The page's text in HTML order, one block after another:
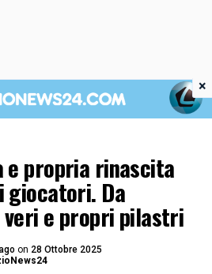
e propria rinascita
giocatori. Da
veri e propri pilastri
on 28 Ottobre 2025
×